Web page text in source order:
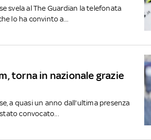
svela al The Guardian la telefonata
lo ha convinto a...
torna in nazionale grazie
a quasi un anno dall'ultima presenza
convocato...